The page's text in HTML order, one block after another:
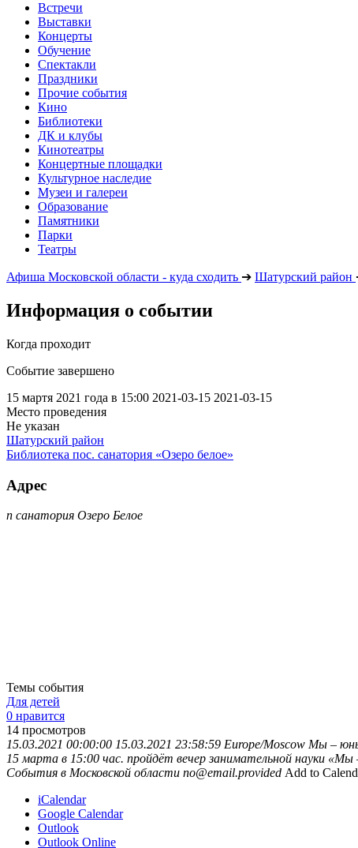
Встречи
Выставки
Концерты
Обучение
Спектакли
Праздники
Прочие события
Кино
Библиотеки
ДК и клубы
Кинотеатры
Концертные площадки
Культурное наследие
Музеи и галереи
Образование
Памятники
Парки
Театры
Афиша Московской области - куда сходить ➔ Шатурский район
Информация о событии
Когда проходит
Событие завершено
15 мартя 2021 года в 15:00 2021-03-15 2021-03-15
Место проведения
Не указан
Шатурский район
Библиотека пос. санатория «Озеро белое»
Адрес
п санатория Озеро Белое
Темы события
Для детей
0 нравится
14 просмотров
15.03.2021 00:00:00 15.03.2021 23:58:59 Europe/Moscow Мы –
15 марта в 15:00 час. пройдёт вечер занимательной науки
События в Московской области no@email.provided Add to
iCalendar
Google Calendar
Outlook
Outlook Online